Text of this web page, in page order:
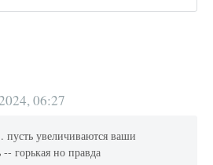
06:27
увеличиваются ваши
горькая но правда